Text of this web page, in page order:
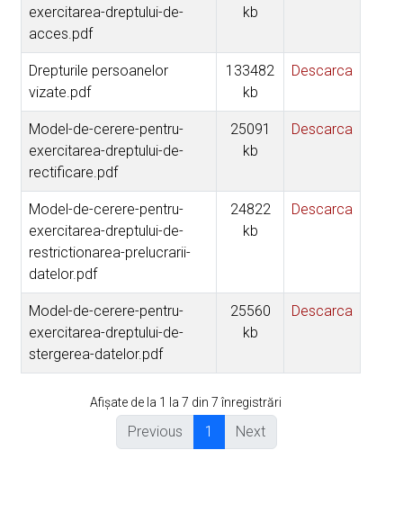
exercitarea-dreptului-de-
acces.pdf
kb
Drepturile persoanelor
vizate.pdf
133482
kb
Descarca
Model-de-cerere-pentru-
exercitarea-dreptului-de-
rectificare.pdf
25091
kb
Descarca
Model-de-cerere-pentru-
exercitarea-dreptului-de-
restrictionarea-prelucrarii-
datelor.pdf
24822
kb
Descarca
Model-de-cerere-pentru-
exercitarea-dreptului-de-
stergerea-datelor.pdf
25560
kb
Descarca
Afișate de la 1 la 7 din 7 înregistrări
Previous 1 Next